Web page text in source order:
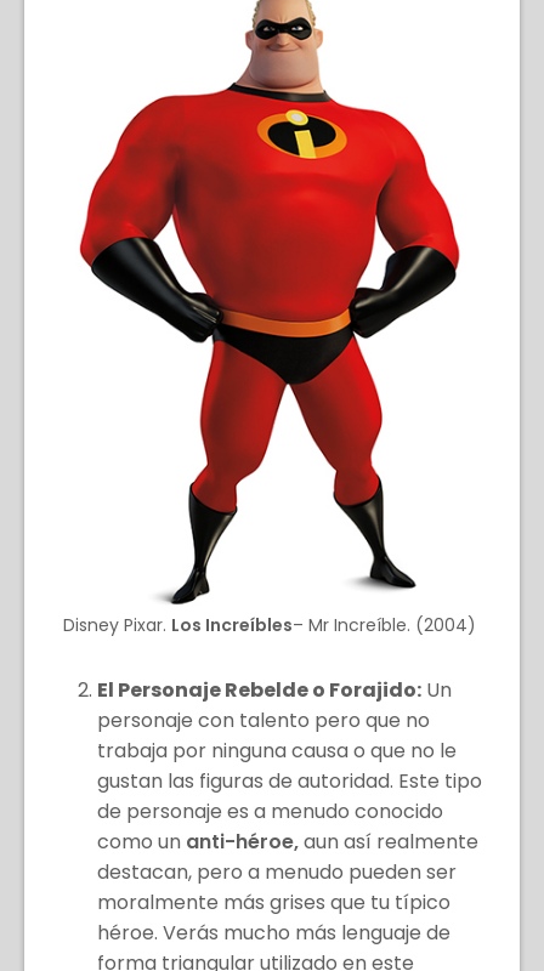
Disney Pixar. Los Increíbles– Mr Increíble. (2004)
El Personaje Rebelde o Forajido: Un
personaje con talento pero que no
trabaja por ninguna causa o que no le
gustan las figuras de autoridad. Este tipo
de personaje es a menudo conocido
como un anti-héroe,aun así realmente
destacan, pero a menudo pueden ser
moralmente más grises que tu típico
héroe. Verás mucho más lenguaje de
forma triangular utilizado en este